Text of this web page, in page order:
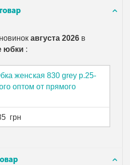
августа 2026 в
юбки :
женская 830 grey р.25-
оптом от прямого
грн